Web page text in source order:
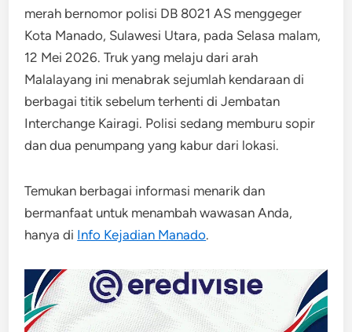
merah bernomor polisi DB 8021 AS menggeger
Kota Manado, Sulawesi Utara, pada Selasa malam,
12 Mei 2026. Truk yang melaju dari arah
Malalayang ini menabrak sejumlah kendaraan di
berbagai titik sebelum terhenti di Jembatan
Interchange Kairagi. Polisi sedang memburu sopir
dan dua penumpang yang kabur dari lokasi.
Temukan berbagai informasi menarik dan
bermanfaat untuk menambah wawasan Anda,
hanya di Info Kejadian Manado.